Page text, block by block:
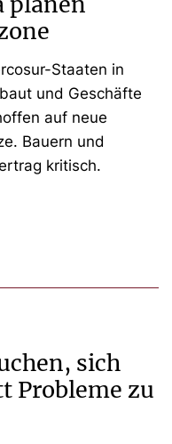
Staaten in
und Geschäfte
auf neue
Bauern und
kritisch.
sich
Probleme zu